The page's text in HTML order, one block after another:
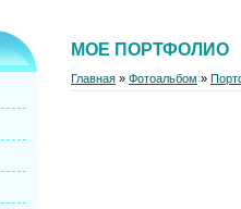
МОЕ ПОРТФОЛИО
Главная » Фотоальбом »